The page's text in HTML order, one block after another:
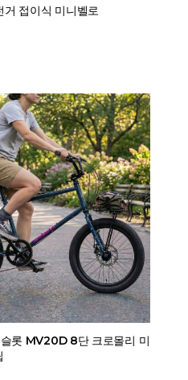
거 접이식 미니벨로
롯 MV20D 8단 크로몰리 미